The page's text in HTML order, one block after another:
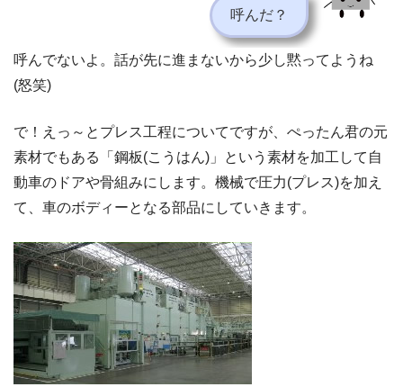
呼んだ？
呼んでないよ。話が先に進まないから少し黙ってようね
(怒笑)
で！えっ～とプレス工程についてですが、ぺったん君の元
素材でもある「鋼板(こうはん)」という素材を加工して自
動車のドアや骨組みにします。機械で圧力(プレス)を加え
て、車のボディーとなる部品にしていきます。